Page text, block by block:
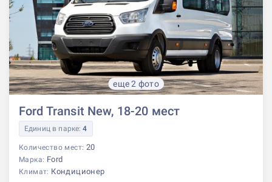
еще 2 фото
Ford Transit New, 18-20 мест
Единиц в парке:4
Количество мест: 20
Марка: Ford
Климат: Кондиционер